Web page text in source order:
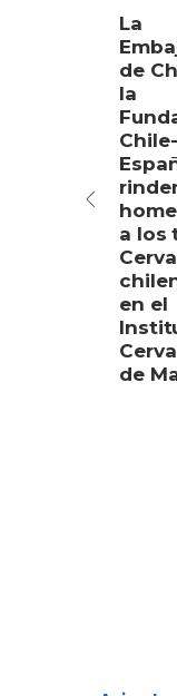
La
de
la
Chile-
a los
en el
de